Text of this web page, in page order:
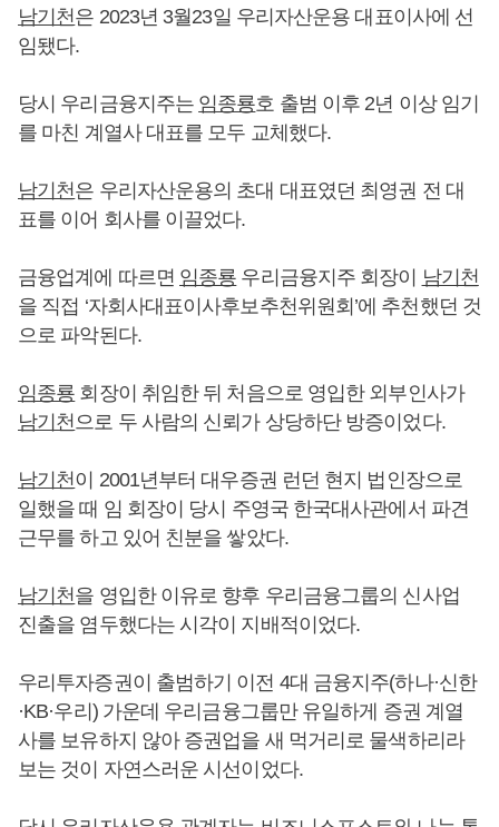
남기천은 2023년 3월23일 우리자산운용 대표이사에 선
임됐다.
당시 우리금융지주는 임종룡호 출범 이후 2년 이상 임기
를 마친 계열사 대표를 모두 교체했다.
남기천은 우리자산운용의 초대 대표였던 최영권 전 대
표를 이어 회사를 이끌었다.
금융업계에 따르면 임종룡 우리금융지주 회장이 남기천
을 직접 ‘자회사대표이사후보추천위원회’에 추천했던 것
으로 파악된다.
임종룡 회장이 취임한 뒤 처음으로 영입한 외부인사가
남기천 으로 두 사람의 신뢰가 상당하단 방증이었다.
남기천이 2001년부터 대우증권 런던 현지 법인장으로
일했을 때 임 회장이 당시 주영국 한국대사관에서 파견
근무를 하고 있어 친분을 쌓았다.
남기천을 영입한 이유로 향후 우리금융그룹의 신사업
진출을 염두했다는 시각이 지배적이었다.
우리투자증권이 출범하기 이전 4대 금융지주(하나·신한
·KB·우리) 가운데 우리금융그룹만 유일하게 증권 계열
사를 보유하지 않아 증권업을 새 먹거리로 물색하리라
보는 것이 자연스러운 시선이었다.